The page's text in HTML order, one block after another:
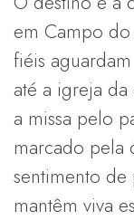
em Campo
fiéis
até a igreja
a missa pelo
marcado pela
sentimento
mantêm viva